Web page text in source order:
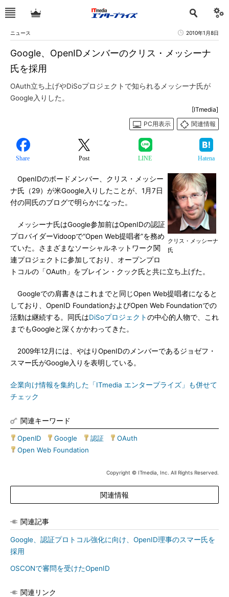
ニュース 2010年1月8日
Google、OpenIDメンバーのクリス・メッシーナ
氏を採用
OAuth立ち上げやDiSoプロジェクトで知られるメッシーナ氏が
Google入りした。
[ITmedia]
PC用表示
関連情報
Share Post LINE Hatena
クリス・メッシーナ
氏
OpenIDのボードメンバー、クリス・メッシー
ナ氏（29）が米Google入りしたことが、1月7日
付の同氏のブログで明らかになった。
メッシーナ氏はGoogle参加前はOpenIDの認証
プロバイダーVidoopで“Open Web提唱者”を務め
ていた。さまざまなソーシャルネットワーク関
連プロジェクトに参加しており、オープンプロ
トコルの「OAuth」をブレイン・クック氏と共に立ち上げた。
Googleでの肩書きはこれまでと同じOpen Web提唱者になると
しており、OpenID FoundationおよびOpen Web Foundationでの
活動は継続する。同氏はDiSoプロジェクトの中心的人物で、これ
までもGoogleと深くかかわってきた。
2009年12月には、やはりOpenIDのメンバーであるジョゼフ・
スマー氏がGoogle入りを表明している。
企業向け情報を集約した「ITmedia エンタープライズ」も併せて
チェック
関連キーワード
OpenID Google 認証 OAuth
Open Web Foundation
Copyright © ITmedia, Inc. All Rights Reserved.
関連情報
関連記事
Google、認証プロトコル強化に向け、OpenID理事のスマー氏を
採用
OSCONで審問を受けたOpenID
関連リンク